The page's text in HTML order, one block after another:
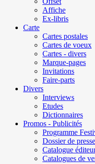
Affiche
Ex-libris
Carte
Cartes postales
Cartes de voeux
Cartes - divers
Marque-pages
Invitations
Faire-parts
Divers
Interviews
Etudes
Dictionnaires
Promos - Publicités
Programme
Dossier de presse
Catalogue
Catalogues de